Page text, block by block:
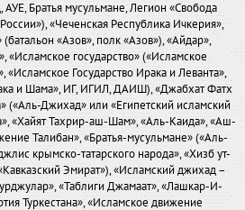
Братья мусульмане, Легион «Свобода
«Чеченская Республика Ичкерия»,
«Азов», полк «Азов»), «Айдар»,
«Исламское государство» («Исламское
«Исламское Государство Ирака и Леванта»,
и Шама», ИГ, ИГИЛ, ДАИШ), «Джабхат Фатх
(«Аль-Джихад» или «Египетский исламский
«Хайят Тахрир-аш-Шам», «Аль-Каида», «Аш-
Талибан», «Братья-мусульмане» («Аль-
крымско-татарского народа», «Хизб ут-
Эмират»), «Исламский джихад –
«Таблиги Джамаат», «Лашкар-И-
Туркестана», «Исламское движение